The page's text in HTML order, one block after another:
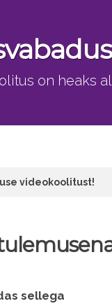
on heaks
videokoolitust!
sellega